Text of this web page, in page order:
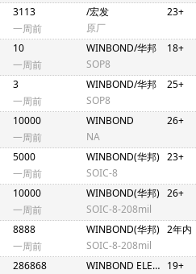
3113
一周前
/宏发
原厂
23+
10
一周前
WINBOND/华邦
SOP8
18+
3
一周前
WINBOND/华邦
SOP8
25+
10000
一周前
WINBOND
NA
26+
5000
一周前
WINBOND(华邦)
SOIC-8
23+
10000
一周前
WINBOND(华邦)
SOIC-8-208mil
26+
8888
一周前
WINBOND(华邦)
SOIC-8-208mil
2年内
286868
WINBOND ELECTRONICS 19+